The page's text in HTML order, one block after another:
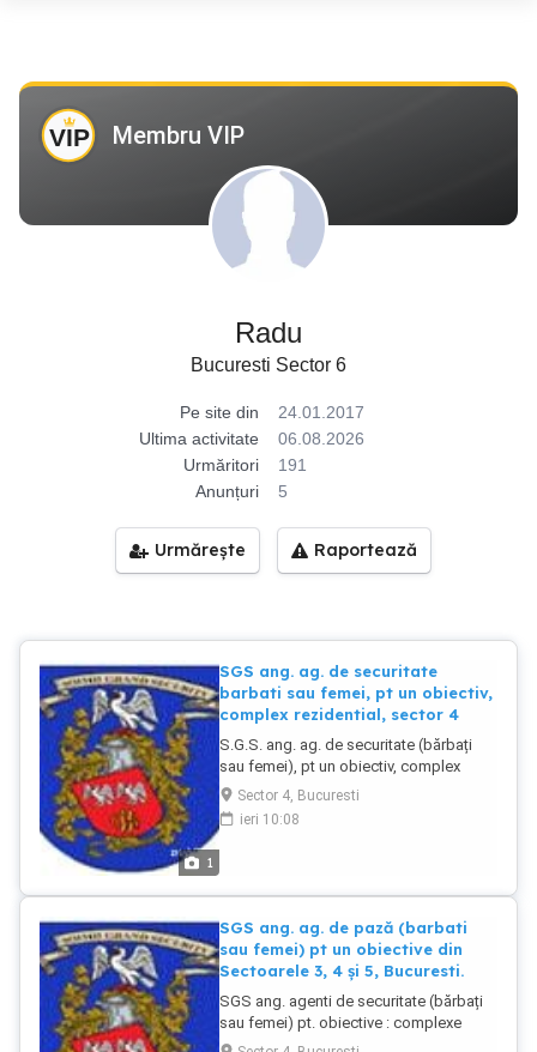
Membru VIP
Radu
Bucuresti Sector 6
Pe site din
24.01.2017
Ultima activitate
06.08.2026
Urmăritori
191
Anunțuri
5
Urmărește Raportează
1
SGS ang. ag. de securitate
barbati sau femei, pt un obiectiv,
complex rezidential, sector 4
S.G.S. ang. ag. de securitate (bărbați
sau femei), pt un obiectiv, complex
rezidential - controla acces, în ture de 12
ore. Se solicită cazier judiciar curat.
Imobilul se află în zona Stației de
Pentru relații suplimentare dl Serban
Sector 4, Bucuresti
ieri 10:08
SGS ang. ag. de pază (barbati
sau femei) pt un obiective din
Sectoarele 3, 4 și 5, Bucuresti.
SGS ang. agenti de securitate (bărbați
sau femei) pt. obiective : complexe
rezidentiale, societati comerciale etc din